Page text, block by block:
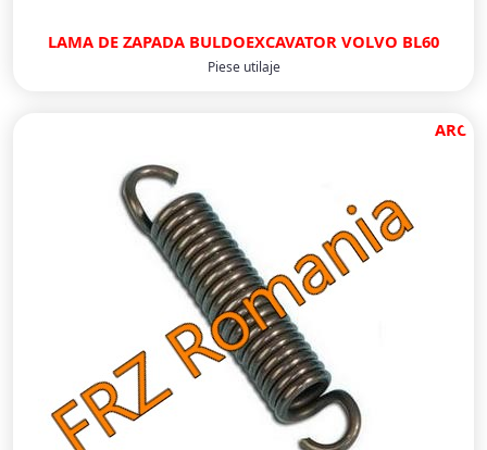
LAMA DE ZAPADA BULDOEXCAVATOR VOLVO BL60
Piese utilaje
ARC